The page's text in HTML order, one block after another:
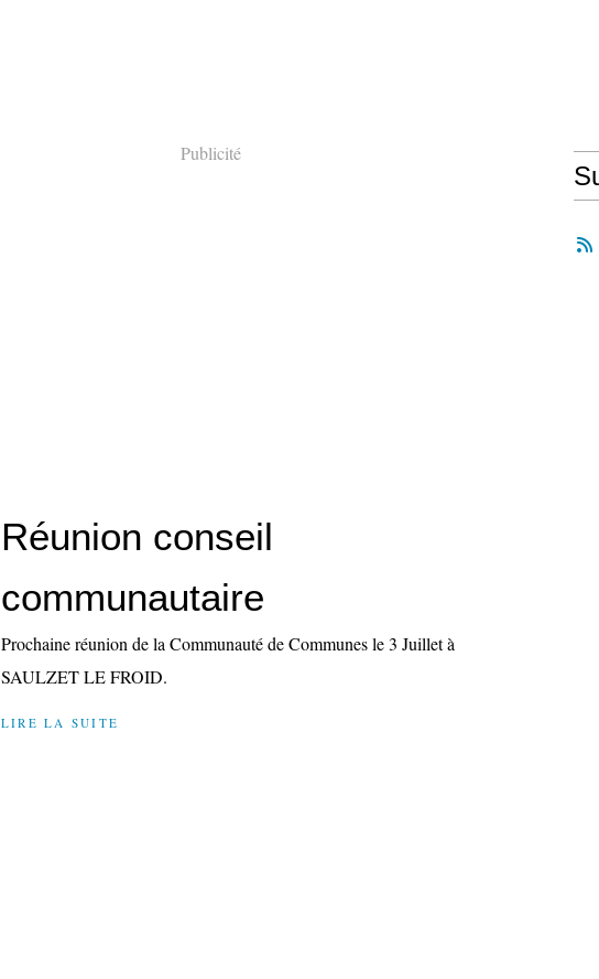
Publicité
Réunion conseil
communautaire
Prochaine réunion de la Communauté de Communes le 3 Juillet à
SAULZET LE FROID.
LIRE LA SUITE